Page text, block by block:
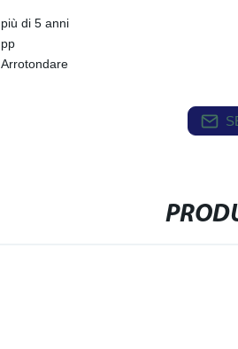
più di 5 anni
pp
Arrotondare